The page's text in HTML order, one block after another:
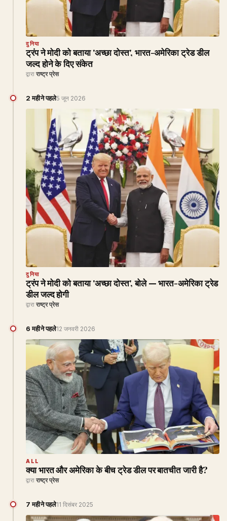
दुनिया
ट्रंप ने मोदी को बताया 'अच्छा दोस्त', भारत-अमेरिका ट्रेड डील
जल्द होने के दिए संकेत
द्वारा राष्ट्र प्रेस
2 महीने पहले5 जून 2026
दुनिया
ट्रंप ने मोदी को बताया 'अच्छा दोस्त', बोले — भारत-अमेरिका ट्रेड
डील जल्द होगी
द्वारा राष्ट्र प्रेस
6 महीने पहले12 जनवरी 2026
ALL
क्या भारत और अमेरिका के बीच ट्रेड डील पर बातचीत जारी है?
द्वारा राष्ट्र प्रेस
7 महीने पहले11 दिसंबर 2025